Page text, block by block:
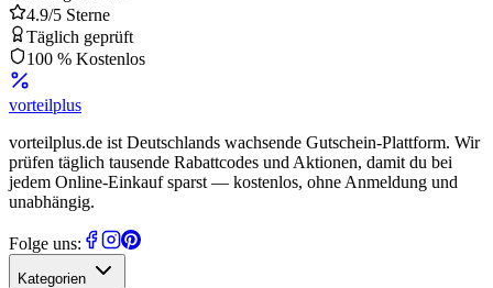
4.9/5 Sterne
Täglich geprüft
100 % Kostenlos
vorteilplus
vorteilplus.de ist Deutschlands wachsende Gutschein-Plattform. Wir
prüfen täglich tausende Rabattcodes und Aktionen, damit du bei
jedem Online-Einkauf sparst — kostenlos, ohne Anmeldung und
unabhängig.
Folge uns:
Kategorien